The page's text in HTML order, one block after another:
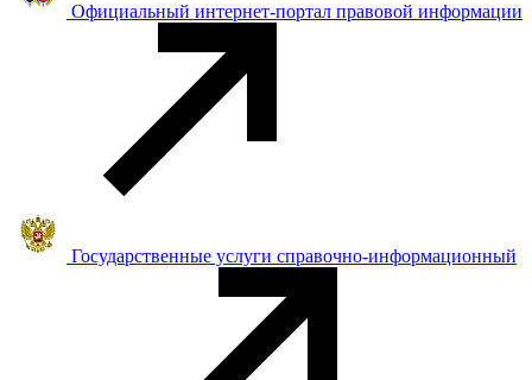
Официальный интернет-портал правовой информации
Государственные услуги справочно-информационный